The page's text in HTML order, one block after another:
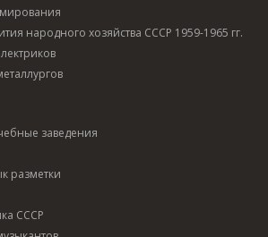
народного хозяйства СССР 1959-1965 гг.
заведения
разметки
СССР